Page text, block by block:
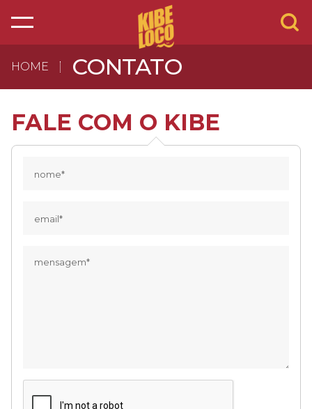
HOME CONTATO
FALE COM O KIBE